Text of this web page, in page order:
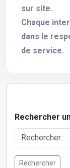
sur site.
Chaque
dans le
de service.
Rechercher
Rechercher